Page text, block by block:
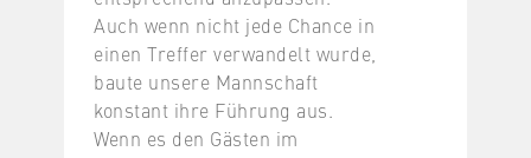
Auch wenn nicht jede Chance in
einen Treffer verwandelt wurde,
baute unsere Mannschaft
konstant ihre Führung aus.
Wenn es den Gästen im